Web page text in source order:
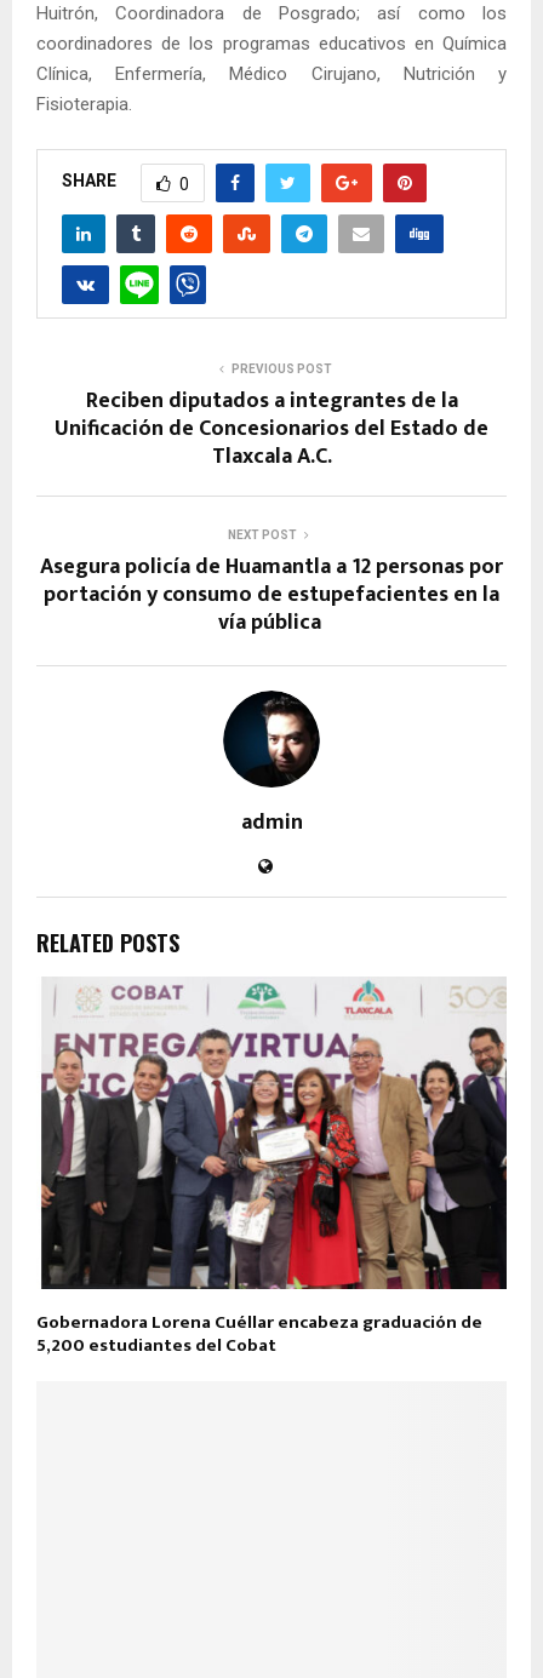
Huitrón, Coordinadora de Posgrado; así como los
coordinadores de los programas educativos en Química
Clínica, Enfermería, Médico Cirujano, Nutrición y
Fisioterapia.
SHARE 0
PREVIOUS POST
Reciben diputados a integrantes de la
Unificación de Concesionarios del Estado de
Tlaxcala A.C.
NEXT POST
Asegura policía de Huamantla a 12 personas por
portación y consumo de estupefacientes en la
vía pública
admin
RELATED POSTS
Gobernadora Lorena Cuéllar encabeza graduación de
5,200 estudiantes del Cobat